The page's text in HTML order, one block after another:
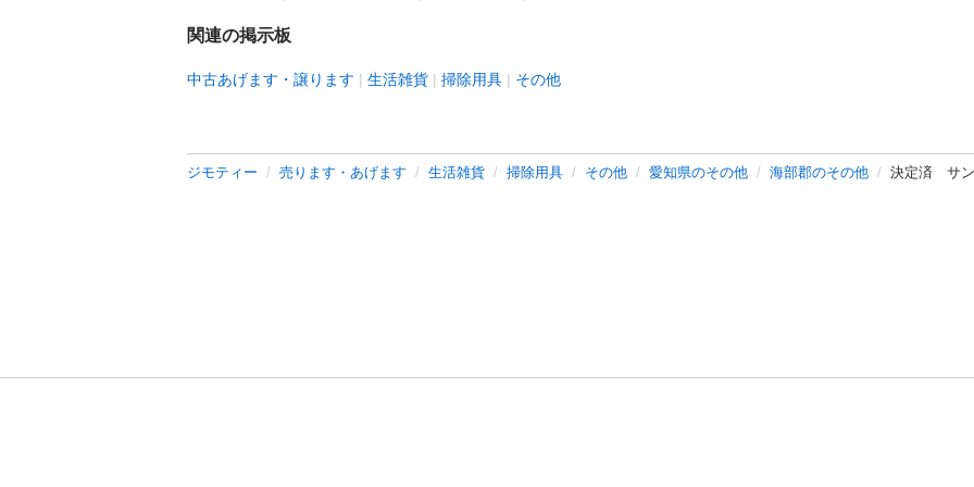
関連の掲示板
中古あげます・譲ります 生活雑貨 掃除用具 その他
ジモティー 売ります・あげます 生活雑貨 掃除用具 その他 愛知県のその他 海部郡のその他 決定済 サ